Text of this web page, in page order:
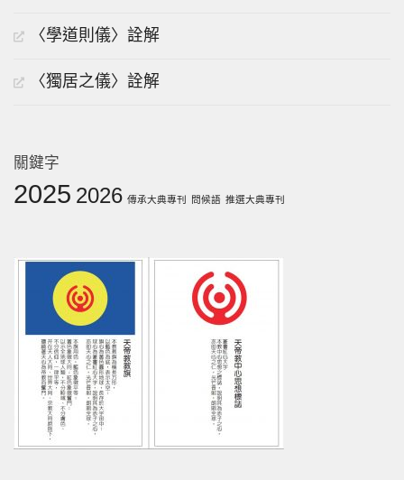
〈學道則儀〉詮解
〈獨居之儀〉詮解
關鍵字
2025 2026 傳承大典專刊 問候語 推選大典專刊